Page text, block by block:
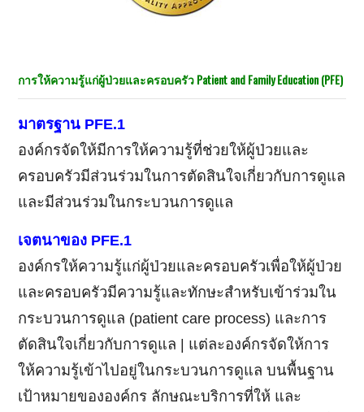
การให้ความรู้แก่ผู้ป่วยและครอบครัวPatient and Family Education(PFE)
มาตรฐาน PFE.1
องค์กรจัดให้มีการให้ความรู้ที่ช่วยให้ผู้ป่วยและ
ครอบครัวมีส่วนร่วมในการตัดสินใจเกี่ยวกับการดูแล
และมีส่วนร่วมในกระบวนการดูแล
เจตนาของ PFE.1
องค์กรให้ความรู้แก่ผู้ป่วยและครอบครัวเพื่อให้ผู้ป่วย
และครอบครัวมีความรู้และทักษะสำหรับเข้าร่วมใน
กระบวนการดูแล (patient care process) และการ
ตัดสินใจเกี่ยวกับการดูแล | แต่ละองค์กรจัดให้การ
ให้ความรู้เข้าไปอยู่ในกระบวนการดูแล บนพื้นฐาน
เป้าหมายขององค์กร ลักษณะบริการที่ให้ และ